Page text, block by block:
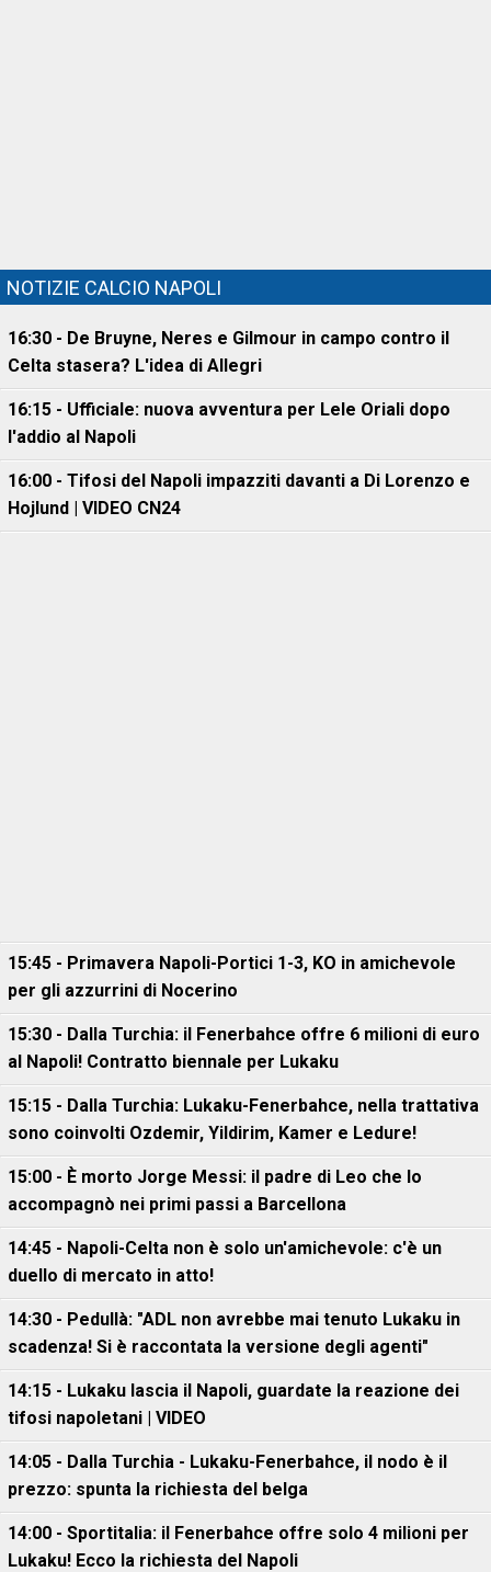
NOTIZIE CALCIO NAPOLI
16:30 - De Bruyne, Neres e Gilmour in campo contro il
Celta stasera? L'idea di Allegri
16:15 - Ufficiale: nuova avventura per Lele Oriali dopo
l'addio al Napoli
16:00 - Tifosi del Napoli impazziti davanti a Di Lorenzo e
Hojlund | VIDEO CN24
15:45 - Primavera Napoli-Portici 1-3, KO in amichevole
per gli azzurrini di Nocerino
15:30 - Dalla Turchia: il Fenerbahce offre 6 milioni di euro
al Napoli! Contratto biennale per Lukaku
15:15 - Dalla Turchia: Lukaku-Fenerbahce, nella trattativa
sono coinvolti Ozdemir, Yildirim, Kamer e Ledure!
15:00 - È morto Jorge Messi: il padre di Leo che lo
accompagnò nei primi passi a Barcellona
14:45 - Napoli-Celta non è solo un'amichevole: c'è un
duello di mercato in atto!
14:30 - Pedullà: "ADL non avrebbe mai tenuto Lukaku in
scadenza! Si è raccontata la versione degli agenti"
14:15 - Lukaku lascia il Napoli, guardate la reazione dei
tifosi napoletani | VIDEO
14:05 - Dalla Turchia - Lukaku-Fenerbahce, il nodo è il
prezzo: spunta la richiesta del belga
14:00 - Sportitalia: il Fenerbahce offre solo 4 milioni per
Lukaku! Ecco la richiesta del Napoli